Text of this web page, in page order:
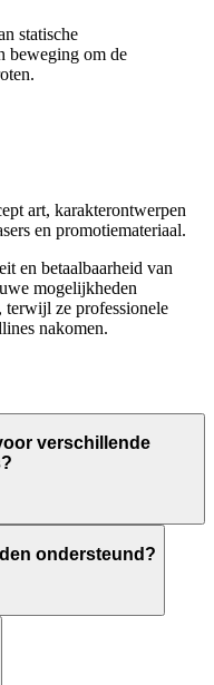
statische
beweging om de
art, karakterontwerpen
en promotiemateriaal.
en betaalbaarheid van
mogelijkheden
terwijl ze professionele
nakomen.
verschillende
ondersteund?